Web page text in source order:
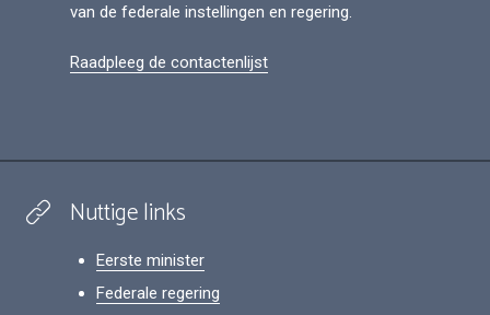
van de federale instellingen en regering.
Raadpleeg de contactenlijst
Nuttige links
Eerste minister
Federale regering